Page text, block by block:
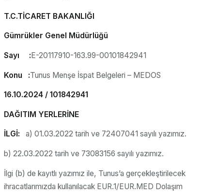
T.C.TİCARET BAKANLIĞI
Gümrükler Genel Müdürlüğü
Sayı :E-20117910-163.99-00101842941
Konu :Tunus Menşe İspat Belgeleri – MEDOS
16.10.2024 / 101842941
DAĞITIM YERLERİNE
İLGİ: a) 01.03.2022 tarih ve 72407041 sayılı yazımız.
b) 22.03.2022 tarih ve 73083156 sayılı yazımız.
İlgi (b) de kayıtlı yazımız ile, Tunus’a gerçekleştirilecek
ihracatlarımızda kullanılacak EUR.1/EUR.MED Dolaşım